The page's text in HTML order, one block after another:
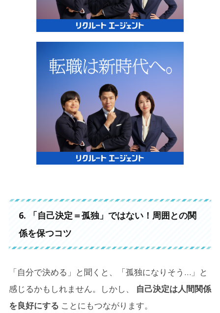
6. 「自己決定＝孤独」ではない！周囲との関
係を保つコツ
「自分で決める」と聞くと、「孤独になりそう…」と
感じるかもしれません。しかし、 自己決定は人間関係
を良好にする ことにもつながります。